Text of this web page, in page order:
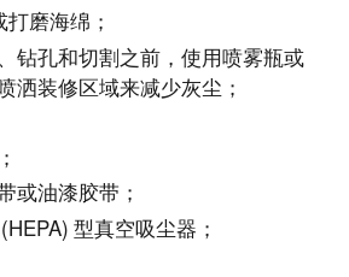
磨海绵；
钻孔和切割之前，使用喷雾瓶或
洒装修区域来减少灰尘；
或油漆胶带；
型真空吸尘器；